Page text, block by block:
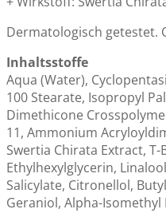
Dermatologisch getestet.
Inhaltsstoffe
Aqua (Water),
100 Stearate, Isopropyl
Dimethicone
11, Ammonium
Swertia Chirata Extract,
Ethylhexylglycerin,
Salicylate, Citronellol,
Geraniol, Alpha-